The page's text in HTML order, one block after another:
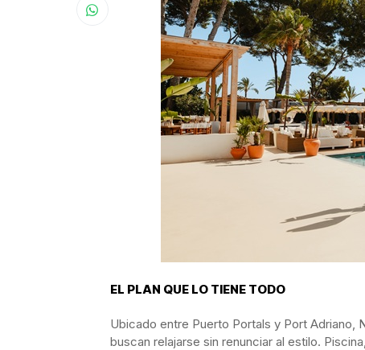
EL PLAN QUE LO TIENE TODO
Ubicado entre Puerto Portals y Port Adriano,
buscan relajarse sin renunciar al estilo.